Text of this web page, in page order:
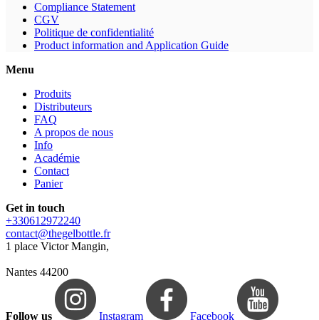
Compliance Statement
CGV
Politique de confidentialité
Product information and Application Guide
Menu
Produits
Distributeurs
FAQ
A propos de nous
Info
Académie
Contact
Panier
Get in touch
+330612972240
contact@thegelbottle.fr
1 place Victor Mangin,
Nantes 44200
Follow us Instagram Facebook